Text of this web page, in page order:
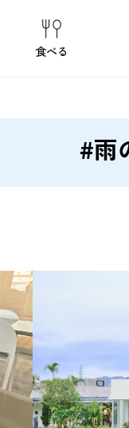
食べる
#雨